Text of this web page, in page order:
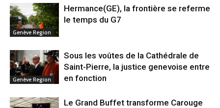
Genève Region
Hermance(GE), la frontière se referme
le temps du G7
Genève Region
Sous les voûtes de la Cathédrale de
Saint-Pierre, la justice genevoise entre
en fonction
Le Grand Buffet transforme Carouge